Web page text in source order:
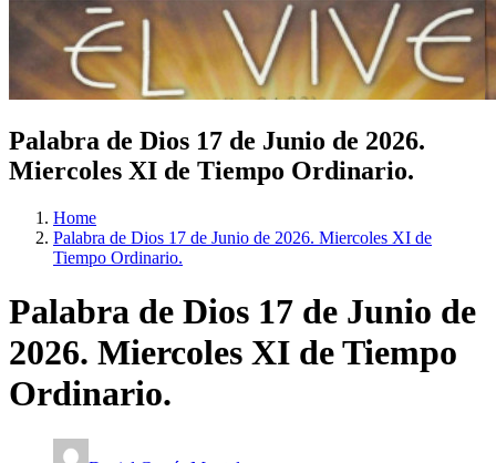
Palabra de Dios 17 de Junio de 2026.
Miercoles XI de Tiempo Ordinario.
Home
Palabra de Dios 17 de Junio de 2026. Miercoles XI de
Tiempo Ordinario.
Palabra de Dios 17 de Junio de
2026. Miercoles XI de Tiempo
Ordinario.